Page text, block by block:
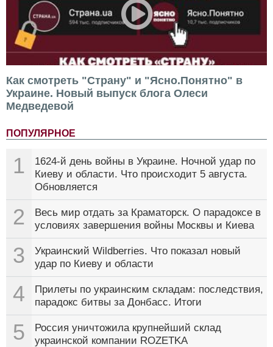
Как смотреть "Страну" и "Ясно.Понятно" в
Украине. Новый выпуск блога Олеси
Медведевой
ПОПУЛЯРНОЕ
1
1624-й день войны в Украине. Ночной удар по
Киеву и области. Что происходит 5 августа.
Обновляется
2
Весь мир отдать за Краматорск. О парадоксе в
условиях завершения войны Москвы и Киева
3
Украинский Wildberries. Что показал новый
удар по Киеву и области
4
Прилеты по украинским складам: последствия,
парадокс битвы за Донбасс. Итоги
5
Россия уничтожила крупнейший склад
украинской компании ROZETKA